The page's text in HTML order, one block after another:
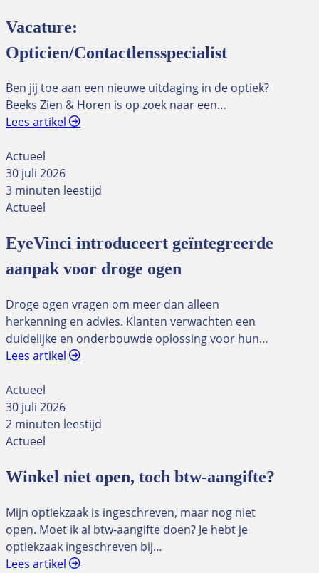
Vacature:
Opticien/Contactlensspecialist
Ben jij toe aan een nieuwe uitdaging in de optiek?
Beeks Zien & Horen is op zoek naar een…
Lees artikel
Actueel
30 juli 2026
3 minuten leestijd
Actueel
EyeVinci introduceert geïntegreerde
aanpak voor droge ogen
Droge ogen vragen om meer dan alleen
herkenning en advies. Klanten verwachten een
duidelijke en onderbouwde oplossing voor hun…
Lees artikel
Actueel
30 juli 2026
2 minuten leestijd
Actueel
Winkel niet open, toch btw-aangifte?
Mijn optiekzaak is ingeschreven, maar nog niet
open. Moet ik al btw-aangifte doen? Je hebt je
optiekzaak ingeschreven bij…
Lees artikel